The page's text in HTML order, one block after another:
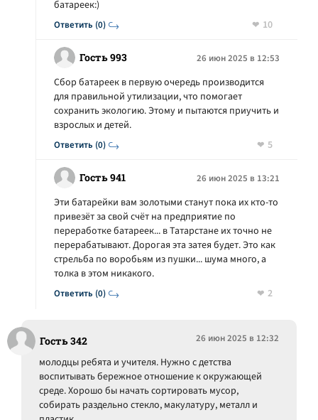
Ответить (0)
батареек:)
10
Гость 993 26 июн 2025 в 12:53
Ответить (0)
Сбор батареек в первую очередь производится
для правильной утилизации, что помогает
сохранить экологию. Этому и пытаются приучить и
взрослых и детей.
5
Гость 941 26 июн 2025 в 13:21
Ответить (0)
Эти батарейки вам золотыми станут пока их кто-то
привезёт за свой счёт на предприятие по
переработке батареек... в Татарстане их точно не
перерабатывают. Дорогая эта затея будет. Это как
стрельба по воробьям из пушки... шума много, а
толка в этом никакого.
2
Гость 342 26 июн 2025 в 12:32
молодцы ребята и учителя. Нужно с детства
воспитывать бережное отношение к окружающей
среде. Хорошо бы начать сортировать мусор,
собирать раздельно стекло, макулатуру, металл и